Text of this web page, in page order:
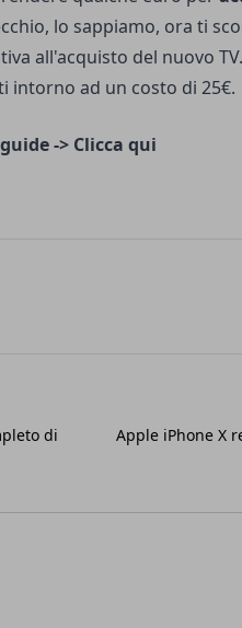
lo sappiamo, ora ti
all'acquisto del nuovo
intorno ad un costo di 25€.
-> Clicca qui
di
Apple iPhone X